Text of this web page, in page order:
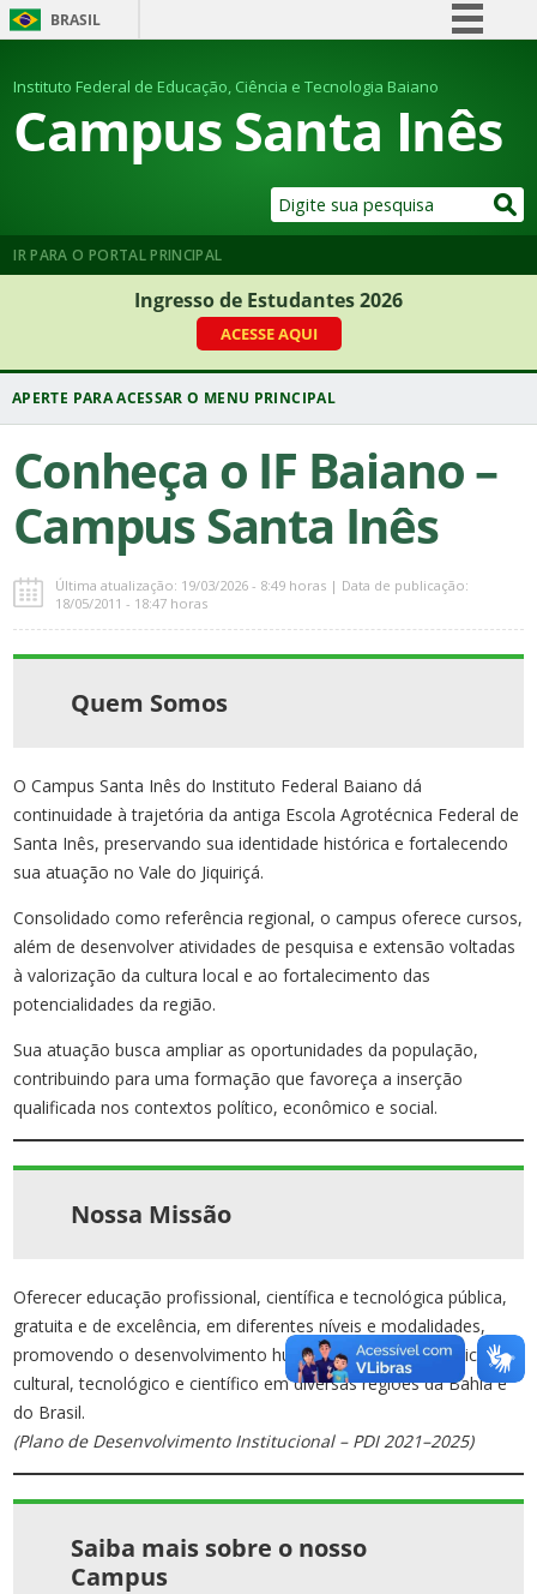
BRASIL
Comunica BR
Participe
Legislação
Instituto Federal de Educação, Ciência e Tecnologia Baiano
Campus Santa Inês
IR PARA O PORTAL PRINCIPAL
Ingresso de Estudantes 2026
ACESSE AQUI
Conheça o IF Baiano –
Campus Santa Inês
Última atualização: 19/03/2026 - 8:49 horas | Data de publicação:
18/05/2011 - 18:47 horas
Quem Somos
O Campus Santa Inês do Instituto Federal Baiano dá
continuidade à trajetória da antiga Escola Agrotécnica Federal de
Santa Inês, preservando sua identidade histórica e fortalecendo
sua atuação no Vale do Jiquiriçá.
Consolidado como referência regional, o campus oferece cursos,
além de desenvolver atividades de pesquisa e extensão voltadas
à valorização da cultura local e ao fortalecimento das
potencialidades da região.
Sua atuação busca ampliar as oportunidades da população,
contribuindo para uma formação que favoreça a inserção
qualificada nos contextos político, econômico e social.
Nossa Missão
Oferecer educação profissional, científica e tecnológica pública,
gratuita e de excelência, em diferentes níveis e modalidades,
promovendo o desenvolvimento humano, social, econômico,
cultural, tecnológico e científico em diversas regiões da Bahia e
do Brasil.
(Plano de Desenvolvimento Institucional – PDI 2021–2025)
Saiba mais sobre o nosso
Campus